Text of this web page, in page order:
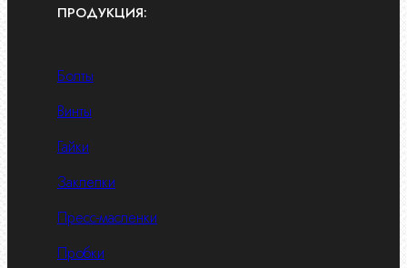
ПРОДУКЦИЯ:
Болты
Винты
Гайки
Заклепки
Пресс-масленки
Пробки